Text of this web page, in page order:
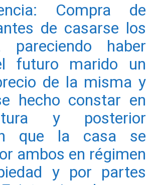
Compra de
de casarse los
pareciendo haber
futuro marido un
de la misma y
hecho constar en
y posterior
que la casa se
ambos en régimen
y por partes